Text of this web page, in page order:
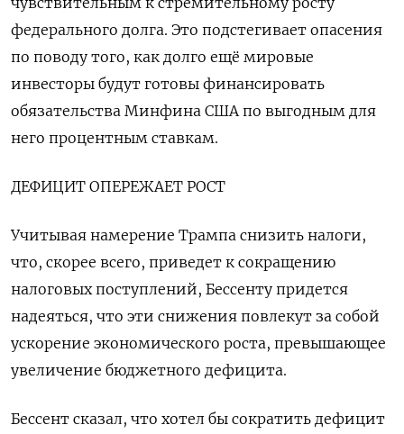
федерального долга. Это подстегивает опасения
по поводу того, как долго ещё мировые
инвесторы будут готовы финансировать
обязательства Минфина США по выгодным для
него процентным ставкам.
ДЕФИЦИТ ОПЕРЕЖАЕТ РОСТ
Учитывая намерение Трампа снизить налоги,
что, скорее всего, приведет к сокращению
налоговых поступлений, Бессенту придется
надеяться, что эти снижения повлекут за собой
ускорение экономического роста, превышающее
увеличение бюджетного дефицита.
Бессент сказал, что хотел бы сократить дефицит